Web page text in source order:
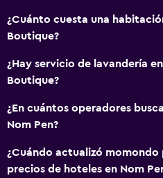
¿Cuánto cuesta una
Boutique?
¿Hay servicio de lavandería
Boutique?
¿En cuántos operadores
Nom Pen?
¿Cuándo actualizó momondo
precios de hoteles en Nom